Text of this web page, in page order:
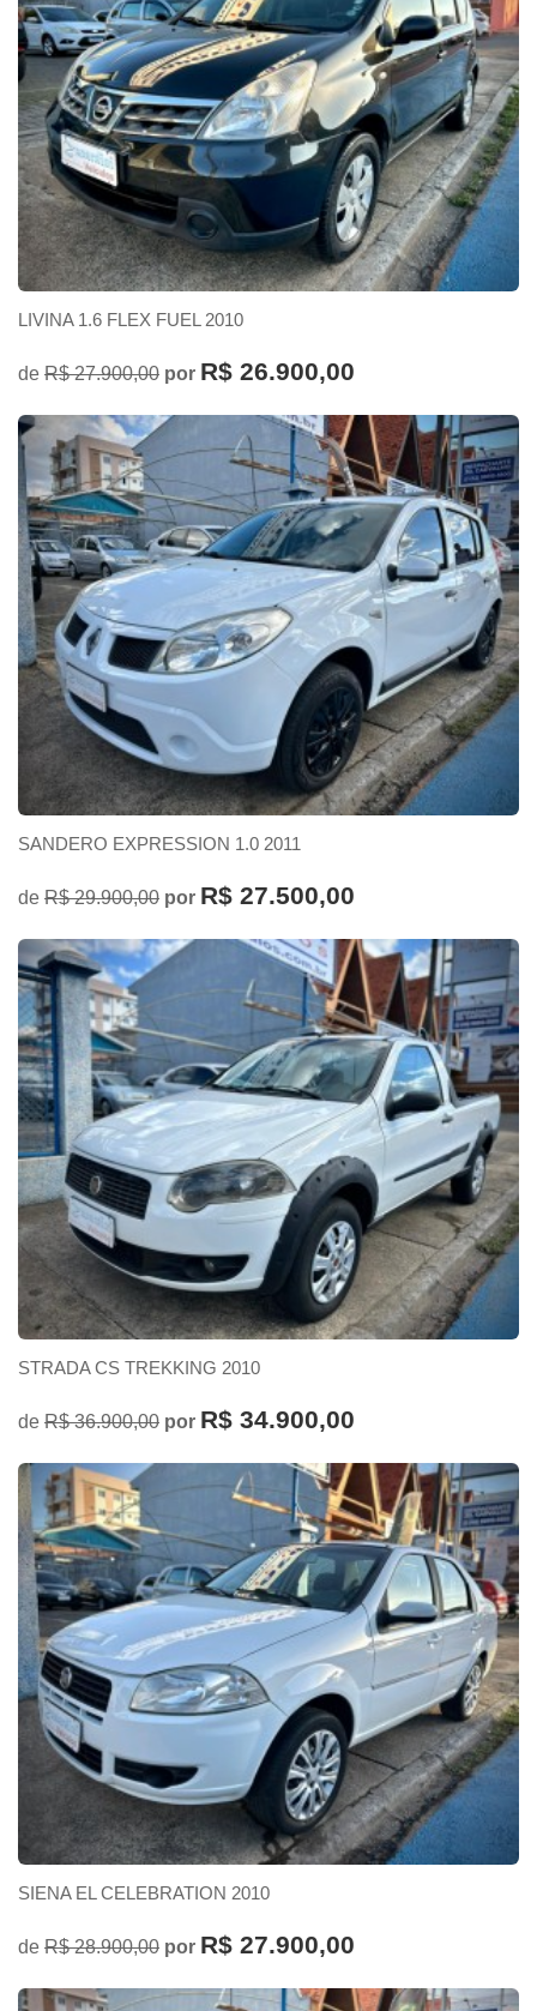
LIVINA 1.6 FLEX FUEL 2010
de R$ 27.900,00 por R$ 26.900,00
SANDERO EXPRESSION 1.0 2011
de R$ 29.900,00 por R$ 27.500,00
STRADA CS TREKKING 2010
de R$ 36.900,00 por R$ 34.900,00
SIENA EL CELEBRATION 2010
de R$ 28.900,00 por R$ 27.900,00